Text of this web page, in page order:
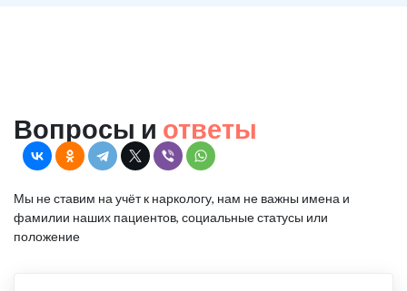
Вопросы и ответы
Мы не ставим на учёт к наркологу, нам не важны имена и
фамилии наших пациентов, социальные статусы или
положение